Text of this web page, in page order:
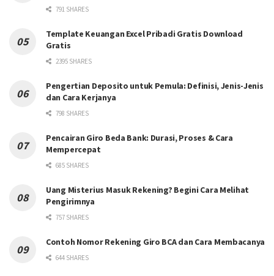
791 SHARES
Template Keuangan Excel Pribadi Gratis Download
Gratis
2395 SHARES
Pengertian Deposito untuk Pemula: Definisi, Jenis-Jenis
dan Cara Kerjanya
798 SHARES
Pencairan Giro Beda Bank: Durasi, Proses & Cara
Mempercepat
685 SHARES
Uang Misterius Masuk Rekening? Begini Cara Melihat
Pengirimnya
757 SHARES
Contoh Nomor Rekening Giro BCA dan Cara Membacanya
644 SHARES